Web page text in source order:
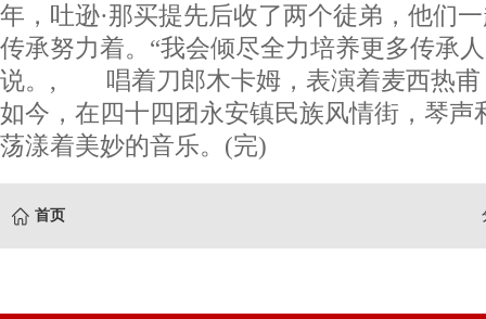
年，吐逊·那买提先后收了两个徒弟，他们
传承努力着。“我会倾尽全力培养更多传承
说。, 唱着刀郎木卡姆，表演着麦西热
如今，在四十四团永安镇民族风情街，琴声
荡漾着美妙的音乐。(完)
首页